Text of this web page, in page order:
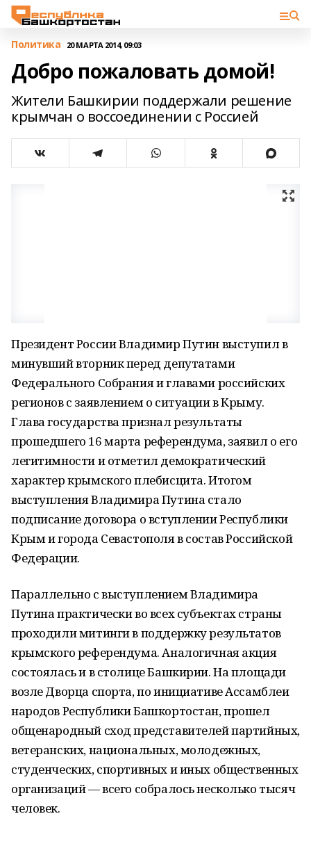
Политика 20 МАРТА 2014, 09:03
Добро пожаловать домой!
Жители Башкирии поддержали решение
крымчан о воссоединении с Россией
Президент России Владимир Путин выступил в
минувший вторник перед депутатами
Федерального Собрания и главами российских
регионов с заявлением о ситуации в Крыму.
Глава государства признал результаты
прошедшего 16 марта референдума, заявил о его
легитимности и отметил демократический
характер крымского плебисцита. Итогом
выступления Владимира Путина стало
подписание договора о вступлении Республики
Крым и города Севастополя в состав Российской
Федерации.
Параллельно с выступлением Владимира
Путина практически во всех субъектах страны
проходили митинги в поддержку результатов
крымского референдума. Аналогичная акция
состоялась и в столице Башкирии. На площади
возле Дворца спорта, по инициативе Ассамблеи
народов Республики Башкортостан, прошел
общенародный сход представителей партийных,
ветеранских, национальных, молодежных,
студенческих, спортивных и иных общественных
организаций — всего собралось несколько тысяч
человек.